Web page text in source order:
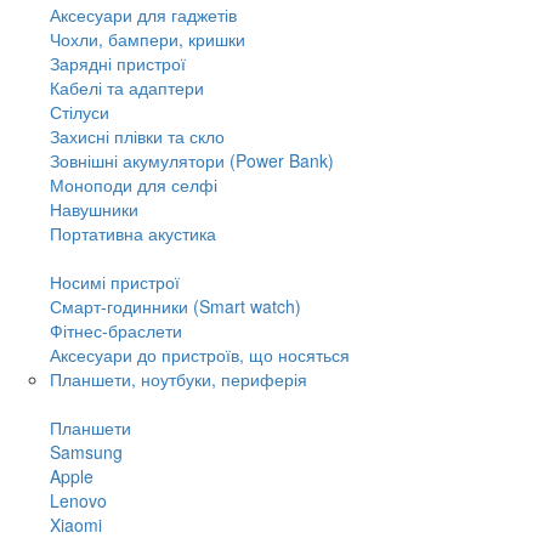
Аксесуари для гаджетів
Чохли, бампери, кришки
Зарядні пристрої
Кабелі та адаптери
Стілуси
Захисні плівки та скло
Зовнішні акумулятори (Power Bank)
Моноподи для селфі
Навушники
Портативна акустика
Носимі пристрої
Смарт-годинники (Smart watch)
Фітнес-браслети
Аксесуари до пристроїв, що носяться
Планшети, ноутбуки, периферія
Планшети
Samsung
Apple
Lenovo
Xiaomi